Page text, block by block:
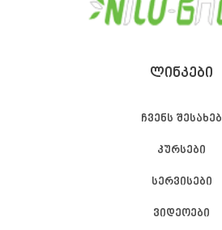
ᲚᲘᲜᲙᲔᲑᲘ
ჩვენს შესახებ
კურსები
სერვისები
ვიდეოები